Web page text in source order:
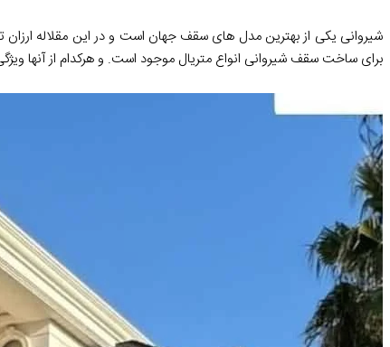
شیروانی یکی از بهترین مدل های سقف جهان است و در این مقلاله
برای ساخت سقف شیروانی انواع متریال موجود است. و هرکدام از آنها